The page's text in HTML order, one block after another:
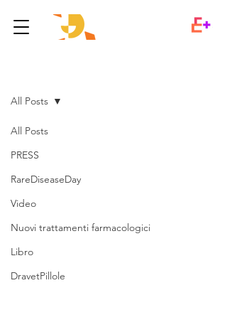
All Posts
PRESS
RareDiseaseDay
Video
Nuovi trattamenti farmacologici
Libro
DravetPillole
All Posts